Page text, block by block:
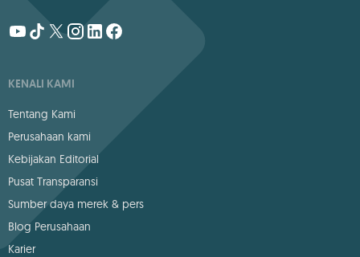
KENALI KAMI
Tentang Kami
Perusahaan kami
Kebijakan Editorial
Pusat Transparansi
Sumber daya merek & pers
Blog Perusahaan
Karier